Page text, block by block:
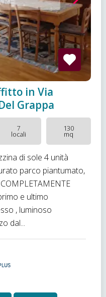
in Via
Grappa
7
locali
130
mq
di sole 4 unità
parco piantumato,
e ultimo
, luminoso
dal...